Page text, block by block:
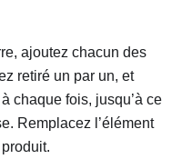
ajoutez chacun des
retiré un par un, et
chaque fois, jusqu’à ce
Remplacez l’élément